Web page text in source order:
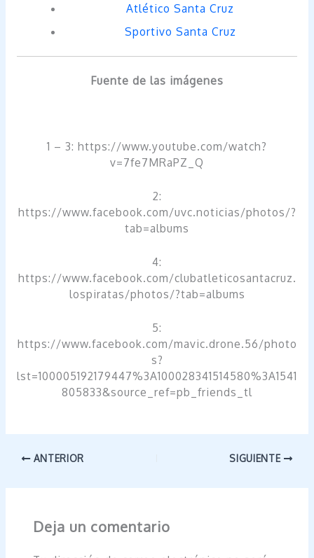
Atlético Santa Cruz
Sportivo Santa Cruz
Fuente de las imágenes
1 – 3: https://www.youtube.com/watch?
v=7fe7MRaPZ_Q
2:
https://www.facebook.com/uvc.noticias/photos/?
tab=albums
4:
https://www.facebook.com/clubatleticosantacruz.
lospiratas/photos/?tab=albums
5:
https://www.facebook.com/mavic.drone.56/photo
s?
lst=100005192179447%3A100028341514580%3A1541
805833&source_ref=pb_friends_tl
ANTERIOR SIGUIENTE
Deja un comentario